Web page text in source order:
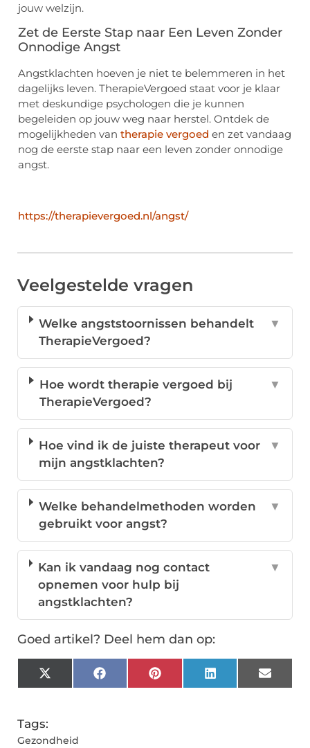
jouw welzijn.
Zet de Eerste Stap naar Een Leven Zonder
Onnodige Angst
Angstklachten hoeven je niet te belemmeren in het
dagelijks leven. TherapieVergoed staat voor je klaar
met deskundige psychologen die je kunnen
begeleiden op jouw weg naar herstel. Ontdek de
mogelijkheden van therapie vergoed en zet vandaag
nog de eerste stap naar een leven zonder onnodige
angst.
https://therapievergoed.nl/angst/
Veelgestelde vragen
Welke angststoornissen behandelt
TherapieVergoed?
▼
Hoe wordt therapie vergoed bij
TherapieVergoed?
▼
Hoe vind ik de juiste therapeut voor
mijn angstklachten?
▼
Welke behandelmethoden worden
gebruikt voor angst?
▼
Kan ik vandaag nog contact
opnemen voor hulp bij
angstklachten?
▼
Goed artikel? Deel hem dan op:
X
(Twitter)
FacebookPinterestLinkedInEmail
Tags:
Gezondheid